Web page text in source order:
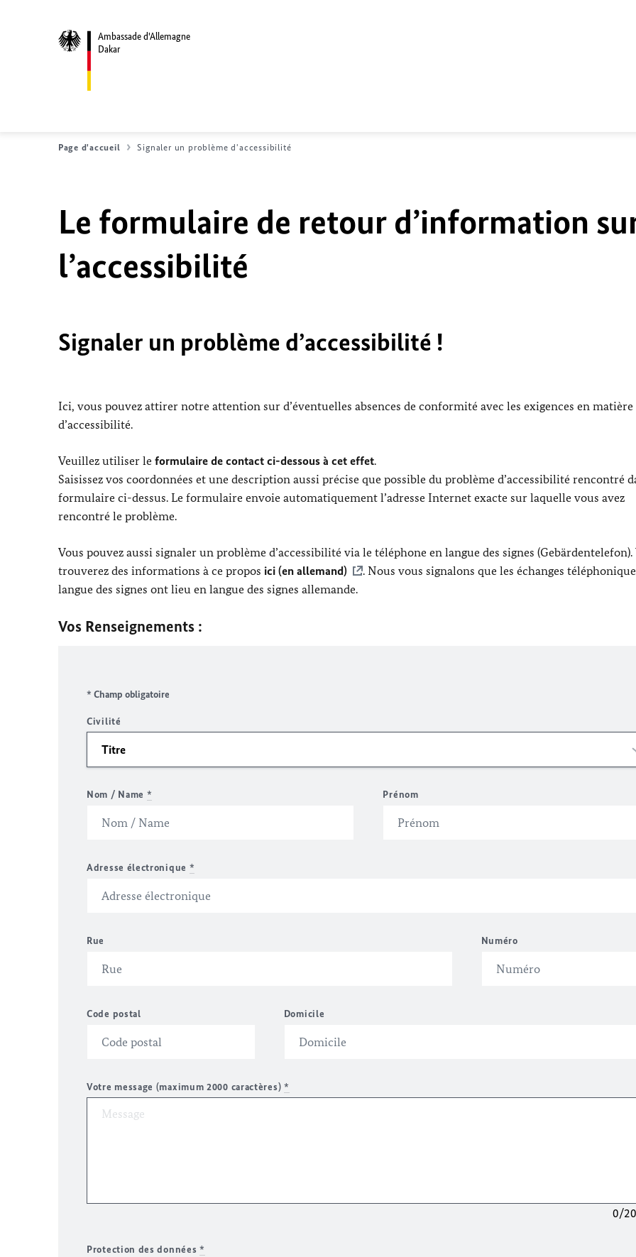
Ambassade d'Allemagne
Dakar
Page d'accueil Signaler un problème d'accessibilité
Le formulaire de retour d’information
l’accessibilité
Signaler un problème d’accessibilité !
Ici, vous pouvez attirer notre attention sur d’éventuelles absences de conformité avec les exigences en matière
d’accessibilité.
Veuillez utiliser le formulaire de contact ci-dessous à cet effet.
Saisissez vos coordonnées et une description aussi précise que possible du problème d’accessibilité rencontré
formulaire ci-dessus. Le formulaire envoie automatiquement l’adresse Internet exacte sur laquelle vous avez
rencontré le problème.
Vous pouvez aussi signaler un problème d’accessibilité via le téléphone en langue des signes (Gebärdentelefon).
trouverez des informations à ce propos ici (en allemand)
. Nous vous signalons que les échanges
langue des signes ont lieu en langue des signes allemande.
Vos Renseignements :
* Champ obligatoire
Civilité
Nom / Name * Prénom
Adresse électronique *
Rue Numéro
Code postal Domicile
Votre message (maximum 2000 caractères) *
0/
Protection des données*